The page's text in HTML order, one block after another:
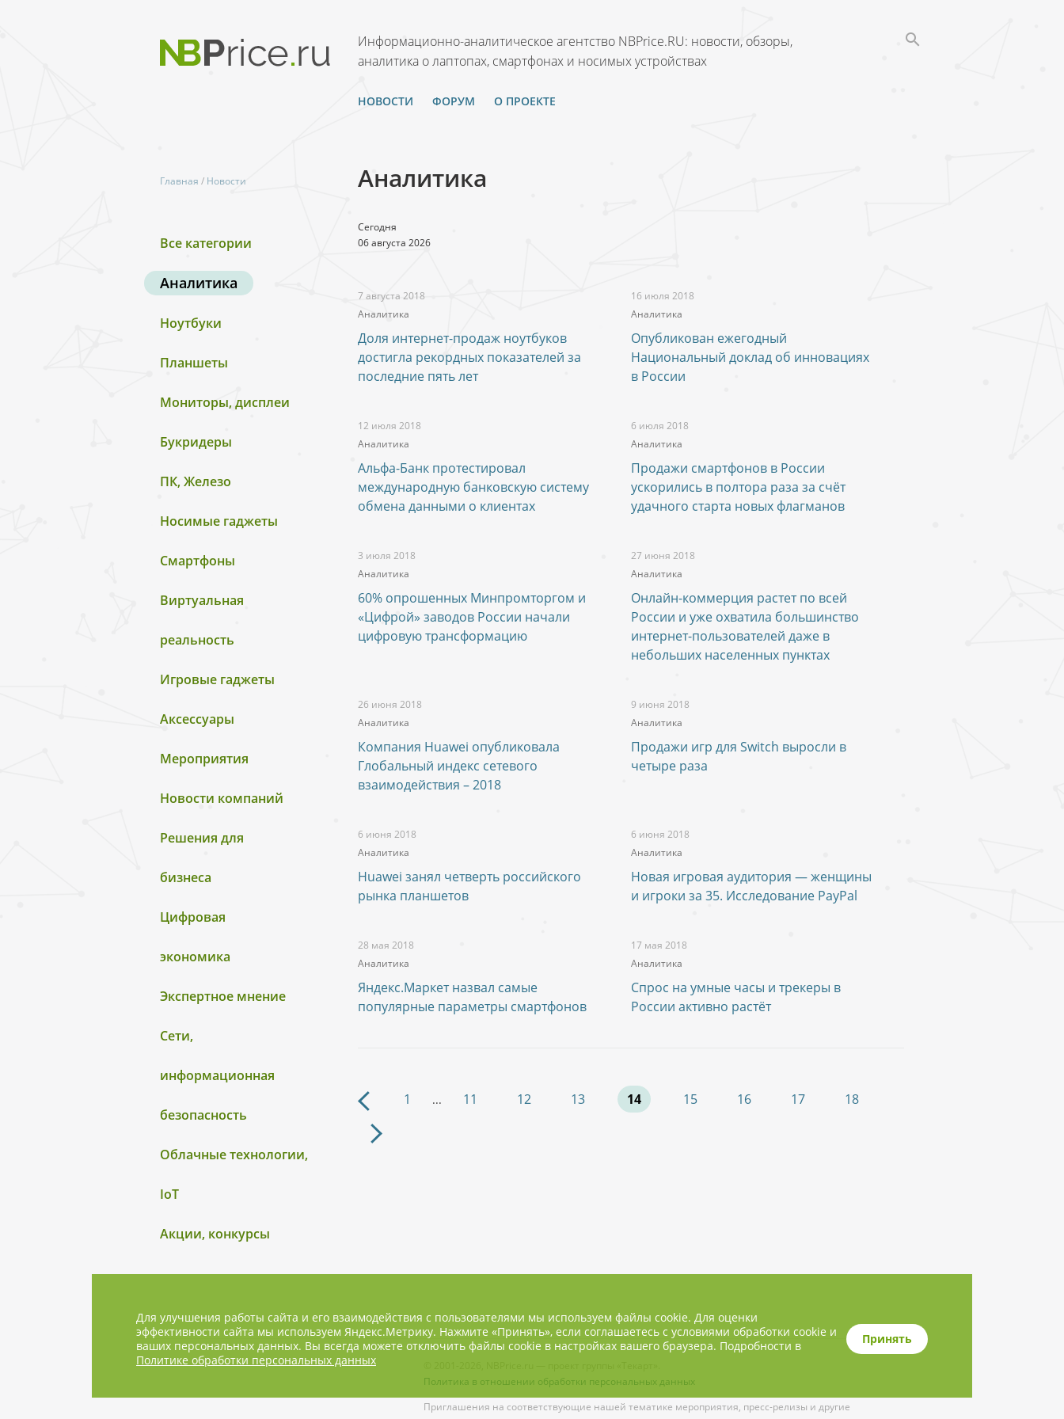
Информационно-аналитическое агентство NBPrice.RU: новости, обзоры,
аналитика о лаптопах, смартфонах и носимых устройствах
НОВОСТИ ФОРУМ О ПРОЕКТЕ
Главная / Новости
Все категории
Аналитика
Ноутбуки
Планшеты
Мониторы, дисплеи
Букридеры
ПК, Железо
Носимые гаджеты
Смартфоны
Виртуальная
реальность
Игровые гаджеты
Аксессуары
Мероприятия
Новости компаний
Решения для
бизнеса
Цифровая
экономика
Экспертное мнение
Сети,
информационная
безопасность
Облачные технологии,
IoT
Акции, конкурсы
Аналитика
Сегодня
06 августа 2026
7 августа 2018
Аналитика
Доля интернет-продаж ноутбуков
достигла рекордных показателей за
последние пять лет
16 июля 2018
Аналитика
Опубликован ежегодный
Национальный доклад об инновациях
в России
12 июля 2018
Аналитика
Альфа-Банк протестировал
международную банковскую систему
обмена данными о клиентах
6 июля 2018
Аналитика
Продажи смартфонов в России
ускорились в полтора раза за счёт
удачного старта новых флагманов
3 июля 2018
Аналитика
60% опрошенных Минпромторгом и
«Цифрой» заводов России начали
цифровую трансформацию
27 июня 2018
Аналитика
Онлайн-коммерция растет по всей
России и уже охватила большинство
интернет-пользователей даже в
небольших населенных пунктах
26 июня 2018
Аналитика
Компания Huawei опубликовала
Глобальный индекс сетевого
взаимодействия – 2018
9 июня 2018
Аналитика
Продажи игр для Switch выросли в
четыре раза
6 июня 2018
Аналитика
Huawei занял четверть российского
рынка планшетов
6 июня 2018
Аналитика
Новая игровая аудитория — женщины
и игроки за 35. Исследование PayPal
28 мая 2018
Аналитика
Яндекс.Маркет назвал самые
популярные параметры смартфонов
17 мая 2018
Аналитика
Спрос на умные часы и трекеры в
России активно растёт
1 ... 11 12 13 14 15 16 17 18
Политика в отношении обработки персональных данных
Приглашения на соответствующие нашей тематике мероприятия, пресс-релизы и другие
Для улучшения работы сайта и его взаимодействия с пользователями мы используем файлы cookie. Для оценки
эффективности сайта мы используем Яндекс.Метрику. Нажмите «Принять», если соглашаетесь с условиями обработки cookie и
ваших персональных данных. Вы всегда можете отключить файлы cookie в настройках вашего браузера. Подробности в
Политике обработки персональных данных
Принять